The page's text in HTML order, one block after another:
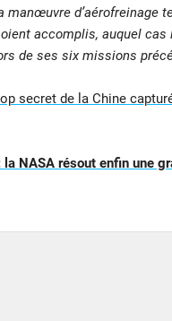
manœuvre d’aérofreinage
accomplis, auquel cas
de ses six missions
secret de la Chine
NASA résout enfin une